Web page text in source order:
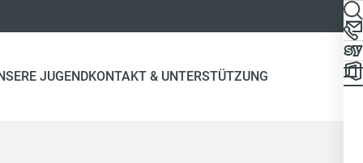
JUGENDKONTAKT & UNTERSTÜTZUNG